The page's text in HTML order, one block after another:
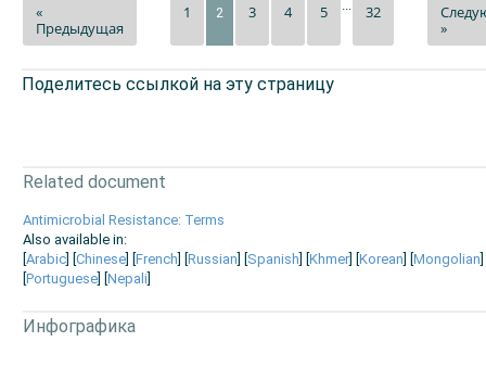
«
Предыдущая
1 2 3 4 5 32
»
Поделитесь ссылкой на эту страницу
Related document
Antimicrobial Resistance: Terms
Also available in:
[Arabic] [Chinese] [French] [Russian] [Spanish] [Khmer] [Korean] [Mongolian]
[Portuguese] [Nepali]
Инфографика